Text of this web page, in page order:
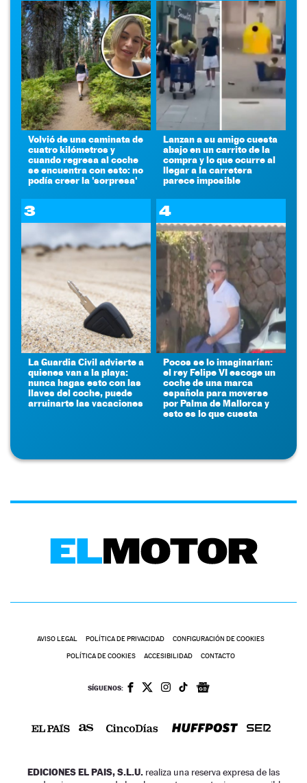
Volvió de una caminata de
cuatro kilómetros y
cuando regresa al coche
se encuentra con esto: no
podía creer la 'sorpresa'
Lanzan a su amigo cuesta
abajo en un carrito de la
compra y lo que ocurre al
llegar a la carretera
parece imposible
3
La Guardia Civil advierte a
quienes van a la playa:
nunca hagas esto con las
llaves del coche, puede
arruinarte las vacaciones
4
Pocos se lo imaginarían:
el rey Felipe VI escoge un
coche de una marca
española para moverse
por Palma de Mallorca y
esto es lo que cuesta
AVISO LEGAL POLÍTICA DE PRIVACIDAD CONFIGURACIÓN DE COOKIES
POLÍTICA DE COOKIES ACCESIBILIDAD CONTACTO
SÍGUENOS:
EDICIONES EL PAIS, S.L.U. realiza una reserva expresa de las